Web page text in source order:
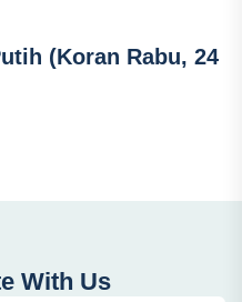
(Koran Rabu, 24
With Us